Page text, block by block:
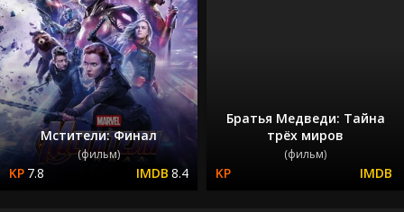
Мстители: Финал
(фильм)
7.8 8.4
Братья Медведи: Тайна
трёх миров
(фильм)